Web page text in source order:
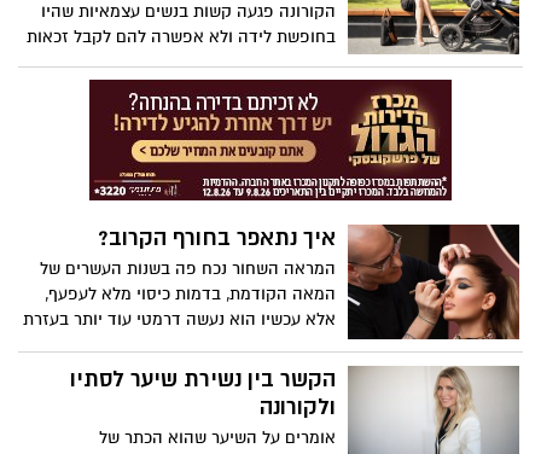
לעבודה - כך עולה מנתוני שירות התעסוקה.
הקורונה פגעה קשות בנשים עצמאיות שהיו
בחופשת לידה ולא אפשרה להם לקבל זכאות
זכאיות למענקי קורונה, נשים ששהו ב-2019
בחופשת לידה לא יכלו להעיד על ירידה
במחזור העסקי עקב העובדה שלא עבדו
באותה השנה, ולכן היא לא שיקפה את
הכנסותיהן המלאות, במשך חודשים ארוכים
התנהל מאבק וועדת הכספים הצביעה
איך נתאפר בחורף הקרוב?
המראה השחור נכח פה בשנות העשרים של
המאה הקודמת, בדמות כיסוי מלא לעפעף,
אלא עכשיו הוא נעשה דרמטי עוד יותר בעזרת
הקשר בין נשירת שיער לסתיו
ולקורונה
אומרים על השיער שהוא הכתר של